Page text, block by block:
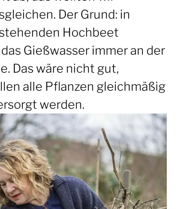
Der Grund: in
Hochbeet
Gießwasser immer an der
Das wäre nicht gut,
alle Pflanzen gleichmäßig
werden.